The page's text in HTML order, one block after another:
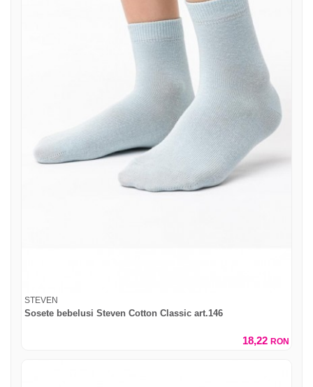
STEVEN
Sosete bebelusi Steven Cotton Classic art.146
18,22 RON